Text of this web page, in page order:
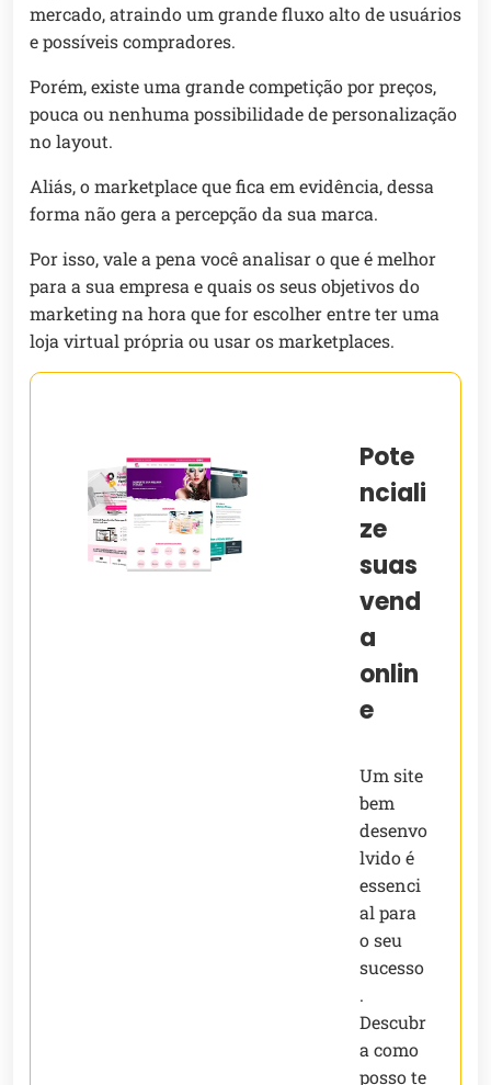
mercado, atraindo um grande fluxo alto de usuários
e possíveis compradores.
Porém, existe uma grande competição por preços,
pouca ou nenhuma possibilidade de personalização
no layout.
Aliás, o marketplace que fica em evidência, dessa
forma não gera a percepção da sua marca.
Por isso, vale a pena você analisar o que é melhor
para a sua empresa e quais os seus objetivos do
marketing na hora que for escolher entre ter uma
loja virtual própria ou usar os marketplaces.
Pote
nciali
ze
suas
vend
a
onlin
e
Um site
bem
desenvo
lvido é
essenci
al para
o seu
sucesso
.
Descubr
a como
posso te